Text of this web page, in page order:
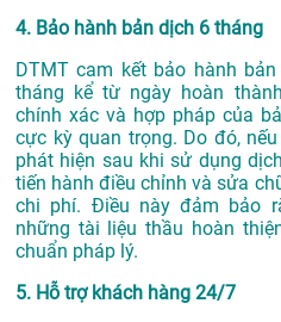
4. Bảo hành bản dịch 6 tháng
DTMT cam kết bảo hành
tháng kể từ ngày hoàn
chính xác và hợp pháp của
cực kỳ quan trọng. Do đó,
phát hiện sau khi sử dụng
tiến hành điều chỉnh và sửa
chi phí. Điều này đảm bảo
những tài liệu thầu hoàn
chuẩn pháp lý.
5. Hỗ trợ khách hàng 24/7